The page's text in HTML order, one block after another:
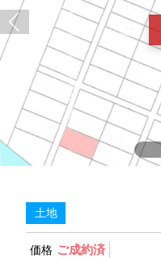
土地
価格 ご成約済